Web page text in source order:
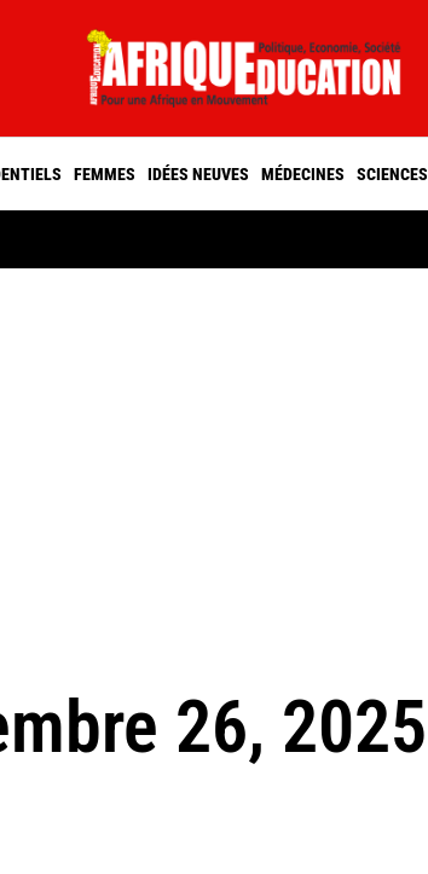
FEMMES IDÉES NEUVES MÉDECINES SCIENCES
26, 2025